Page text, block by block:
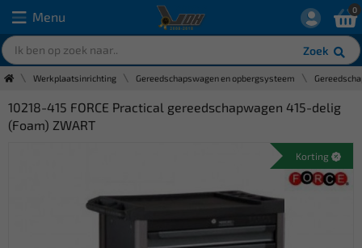
Menu
Zoek
0
Werkplaatsinrichting Gereedschapswagen en opbergsysteem
10218-415 FORCE Practical gereedschapwagen 415-delig
(Foam) ZWART
Korting